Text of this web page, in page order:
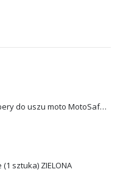
ALPINE zatyczki/stopery do uszu moto MotoSafe Pro
sztuka) ZIELONA